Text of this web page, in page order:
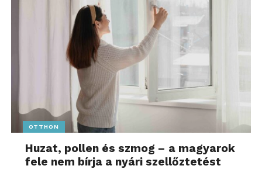
OTTHON
Huzat, pollen és szmog – a magyarok
fele nem bírja a nyári szellőztetést